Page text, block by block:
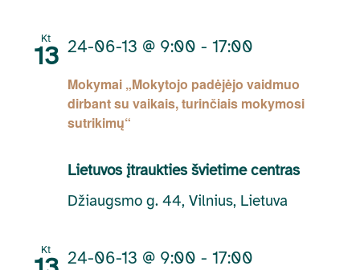
Kt
13
Mokymai „Mokytojo padėjėjo vaidmuo
dirbant su vaikais, turinčiais mokymosi
sutrikimų“
24-06-13 @ 9:00 - 17:00
Lietuvos įtraukties švietime centras
Džiaugsmo g. 44, Vilnius, Lietuva
Kt 24-06-13 @ 9:00 - 17:00